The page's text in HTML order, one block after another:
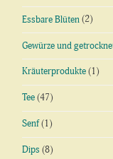
Essbare Blüten (2)
Gewürze und
Kräuterprodukte (1)
Tee (47)
Senf(1)
Dips (8)